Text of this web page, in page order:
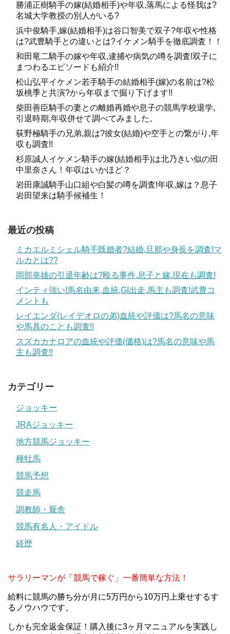
勝浦正樹騎手の嫁(結婚相手)や年収,落馬による怪我は?
名城大学教授の別人がいる?
浜中俊騎手,嫁(結婚相手)は谷口智美で双子?年収や性格
は?武豊騎手との違いとは?イケメン騎手を徹底調査！！
和田竜二騎手の嫁や年収,逮捕や病気の噂を調査!双子に
まつわるエピソードも紹介!!
松山弘平イケメン若手騎手の結婚相手(嫁)の名前は?松
坂桃季と共演?から年収まで掘り下げます!!
柴田善臣騎手の妻との離婚再婚や息子の競馬学校退学,
引退時期,年収併せて調べてみました。
荻野極騎手の兄弟,親は?彼女(結婚)や空手との繋がり,年
収も調査!!
杉原誠人イケメン騎手の嫁(結婚相手)は北乃きい似の田
中里奈さん！年収はいかほど？
岩田康誠騎手山口組や白髪の噂を調査!年収,嫁は？息子
岩田望来は騎手候補生！
最近の投稿
ミカエルミシェル騎手既婚者?結婚,旦那や身長を調査!マ
ルカとは??
岡部幸雄の引退年齢は?殴る事件,息子と嫁,現在も調査!
インティ強い!馬名由来,血統,GI出走,馬主も調査!武豊コ
メントも
レイエンダ(レイデオロの弟)血統や評価は?馬名の意味
や馬具のことも調査!!
スズカカナロアの血統や評価(価格)は?馬名の意味や馬
主も調査!!
カテゴリー
ジョッキー
JRAジョッキー
地方競馬ジョッキー
種牡馬
競馬予想
競走馬
調教師・厩舎
競馬有名人・アイドル
経歴
サラリーマンが「競馬で稼ぐ」一番簡単な方法！
給料に競馬の勝ち分が月に5万円から10万円上乗せするす
るノウハウです。
しかも完全返金保証！購入後に3ヶ月マニュアルを実践し